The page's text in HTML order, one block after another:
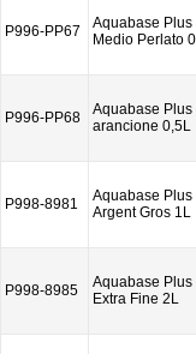
P996-PP67
Aquabase Plus
Medio Perlato
P996-PP68
Aquabase Plus
arancione 0,5L
P998-8981
Aquabase Plus
Argent Gros 1L
P998-8985
Aquabase Plus
Extra Fine 2L